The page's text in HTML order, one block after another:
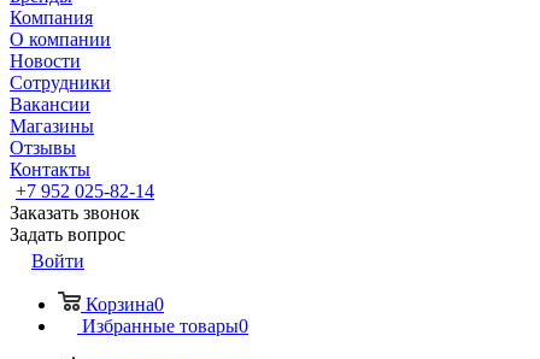
Компания
О компании
Новости
Сотрудники
Вакансии
Магазины
Отзывы
Контакты
+7 952 025-82-14
Заказать звонок
Задать вопрос
Войти
Корзина0
Избранные товары0